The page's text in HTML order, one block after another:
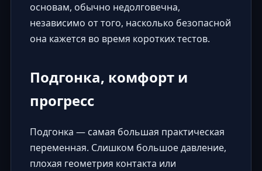
основам, обычно недолговечна,
независимо от того, насколько безопасной
она кажется во время коротких тестов.
Подгонка, комфорт и
прогресс
Подгонка — самая большая практическая
переменная. Слишком большое давление,
плохая геометрия контакта или